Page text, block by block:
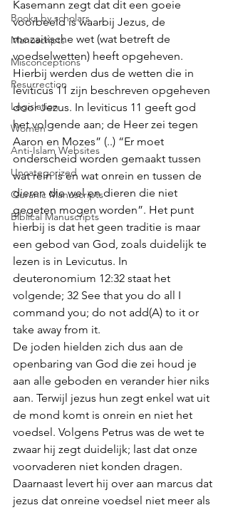
Books by scholars
Manuscripts
Misconceptions
Resurrection
Legislation
Women
Anti-Islam Websites
Uncategorized
Quranic Manuscripts
Biblical Manuscripts
Kasemann zegt dat dit een goeie
voorbeeld is waarbij Jezus, de
mozaitische wet (wat betreft de
voedselwetten) heeft opgeheven.
Hierbij werden dus de wetten die in
leviticus 11 zijn beschreven opgeheven
door Jezus. In leviticus 11 geeft god
het volgende aan; de Heer zei tegen
Aaron en Mozes” (..) “Er moet
onderscheid worden gemaakt tussen
wat rein is en wat onrein en tussen de
dieren die wel en dieren die niet
gegeten mogen worden”. Het punt
hierbij is dat het geen traditie is maar
een gebod van God, zoals duidelijk te
lezen is in Levicutus. In
deuteronomium 12:32 staat het
volgende; 32 See that you do all I
command you; do not add(A) to it or
take away from it.
De joden hielden zich dus aan de
openbaring van God die zei houd je
aan alle geboden en verander hier niks
aan. Terwijl jezus hun zegt enkel wat uit
de mond komt is onrein en niet het
voedsel. Volgens Petrus was de wet te
zwaar hij zegt duidelijk; last dat onze
voorvaderen niet konden dragen.
Daarnaast levert hij over aan marcus dat
jezus dat onreine voedsel niet meer als